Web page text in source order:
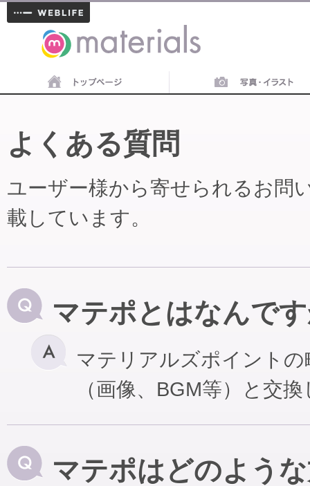
materials
よくある質問
ユーザー様から寄せられるお問
載しています。
マテポとはなんで
マテリアルズポイント
（画像、BGM等）と交
マテポはどのよう